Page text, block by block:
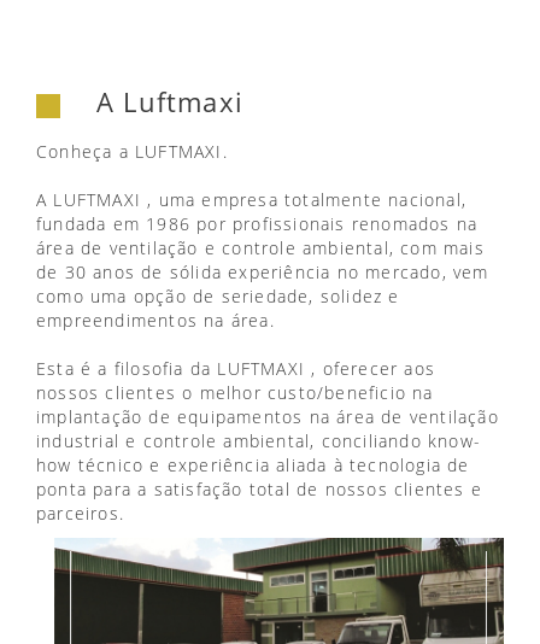
A Luftmaxi
Conheça a LUFTMAXI.
A LUFTMAXI , uma empresa totalmente nacional,
fundada em 1986 por profissionais renomados na
área de ventilação e controle ambiental, com mais
de 30 anos de sólida experiência no mercado, vem
como uma opção de seriedade, solidez e
empreendimentos na área.
Esta é a filosofia da LUFTMAXI , oferecer aos
nossos clientes o melhor custo/beneficio na
implantação de equipamentos na área de ventilação
industrial e controle ambiental, conciliando know-
how técnico e experiência aliada à tecnologia de
ponta para a satisfação total de nossos clientes e
parceiros.